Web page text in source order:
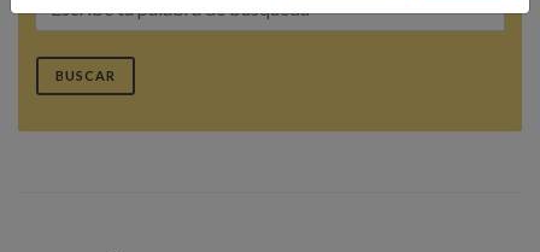
BUSCAR